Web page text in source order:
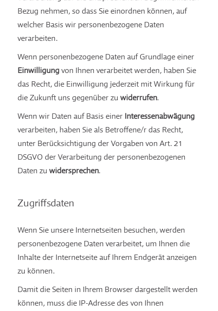
Bezug nehmen, so dass Sie einordnen können, auf
welcher Basis wir personenbezogene Daten
verarbeiten.
Wenn personenbezogene Daten auf Grundlage einer
Einwilligungvon Ihnen verarbeitet werden, haben Sie
das Recht, die Einwilligung jederzeit mit Wirkung für
die Zukunft uns gegenüber zu widerrufen.
Wenn wir Daten auf Basis einer Interessenabwägung
verarbeiten, haben Sie als Betroffene/r das Recht,
unter Berücksichtigung der Vorgaben von Art. 21
DSGVO der Verarbeitung der personenbezogenen
Daten zu widersprechen.
Zugriffsdaten
Wenn Sie unsere Internetseiten besuchen, werden
personenbezogene Daten verarbeitet, um Ihnen die
Inhalte der Internetseite auf Ihrem Endgerät anzeigen
zu können.
Damit die Seiten in Ihrem Browser dargestellt werden
können, muss die IP-Adresse des von Ihnen